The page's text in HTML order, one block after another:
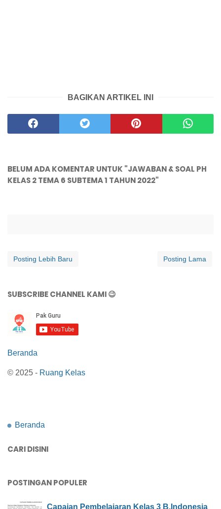
BAGIKAN ARTIKEL INI
BELUM ADA KOMENTAR UNTUK "JAWABAN & SOAL PH
KELAS 2 TEMA 6 SUBTEMA 1 TAHUN 2022"
Posting Lebih Baru Posting Lama
SUBSCRIBE CHANNEL KAMI 😉
Beranda
© 2025 - Ruang Kelas
Beranda
CARI DISINI
POSTINGAN POPULER
Capaian Pembelajaran Kelas 3 B.Indonesia